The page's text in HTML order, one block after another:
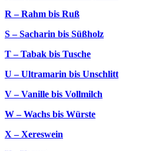
R – Rahm bis Ruß
S – Sacharin bis Süßholz
T – Tabak bis Tusche
U – Ultramarin bis Unschlitt
V – Vanille bis Vollmilch
W – Wachs bis Würste
X – Xereswein